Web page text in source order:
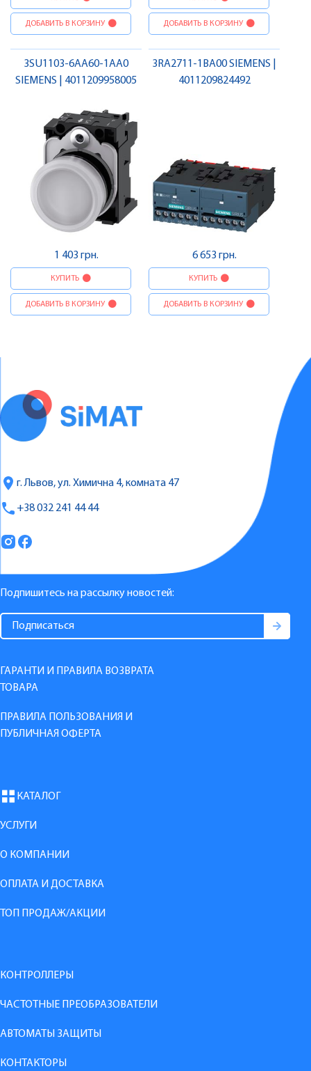
ДОБАВИТЬ В КОРЗИНУ ДОБАВИТЬ В КОРЗИНУ
3SU1103-6AA60-1AA0
SIEMENS | 4011209958005
1 403 грн.
КУПИТЬ
ДОБАВИТЬ В КОРЗИНУ
3RA2711-1BA00 SIEMENS |
4011209824492
6 653 грн.
КУПИТЬ
ДОБАВИТЬ В КОРЗИНУ
г. Львов, ул. Химична 4, комната 47
+38 032 241 44 44
Подпишитесь на рассылку новостей:
ГАРАНТИ И ПРАВИЛА ВОЗВРАТА
ТОВАРА
ПРАВИЛА ПОЛЬЗОВАНИЯ И
ПУБЛИЧНАЯ ОФЕРТА
КАТАЛОГ
УСЛУГИ
О КОМПАНИИ
ОПЛАТА И ДОСТАВКА
ТОП ПРОДАЖ/АКЦИИ
КОНТРОЛЛЕРЫ
ЧАСТОТНЫЕ ПРЕОБРАЗОВАТЕЛИ
АВТОМАТЫ ЗАЩИТЫ
КОНТАКТОРЫ